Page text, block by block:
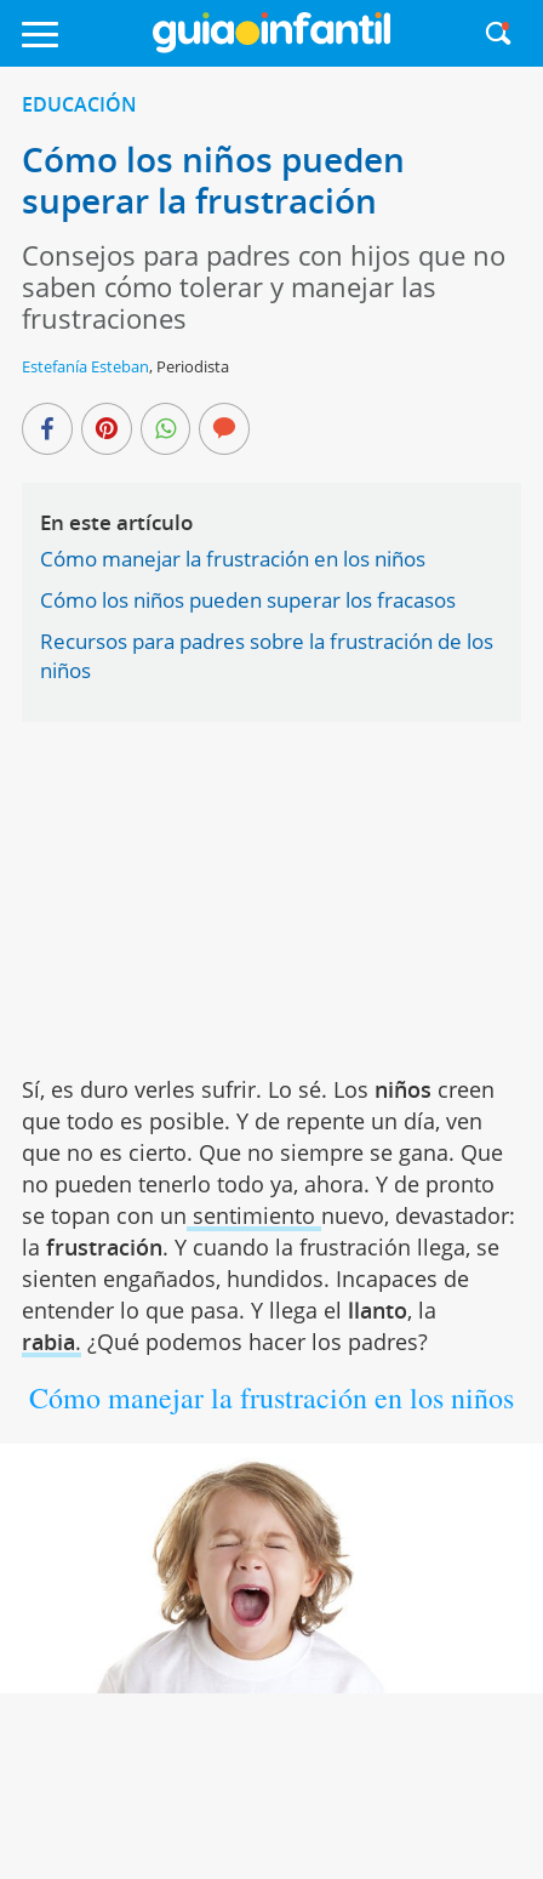
EDUCACIÓN
Cómo los niños pueden
superar la frustración
Consejos para padres con hijos que no
saben cómo tolerar y manejar las
frustraciones
Estefanía Esteban, Periodista
En este artículo
Cómo manejar la frustración en los niños
Cómo los niños pueden superar los fracasos
Recursos para padres sobre la frustración de los
niños
Sí, es duro verles sufrir. Lo sé. Los niños creen
que todo es posible. Y de repente un día, ven
que no es cierto. Que no siempre se gana. Que
no pueden tenerlo todo ya, ahora. Y de pronto
se topan con un sentimiento nuevo, devastador:
la frustración. Y cuando la frustración llega, se
sienten engañados, hundidos. Incapaces de
entender lo que pasa. Y llega el llanto, la
rabia. ¿Qué podemos hacer los padres?
Cómo manejar la frustración en los niños